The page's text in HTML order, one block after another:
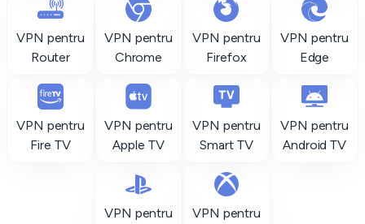
VPN pentru
Router
VPN pentru
Chrome
VPN pentru
Firefox
VPN pentru
Edge
VPN pentru
Fire TV
VPN pentru
Apple TV
VPN pentru
Smart TV
VPN pentru
Android TV
VPN pentru
VPN pentru